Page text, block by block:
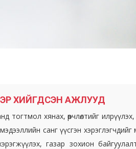
ХИЙГДСЭН АЖЛУУД
тогтмол хянах, өөрчлөлтийг
санг үүсгэн хэрэглэгчдийг
газар зохион байгуулалтын